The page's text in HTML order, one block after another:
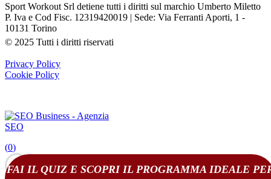
Sport Workout Srl detiene tutti i diritti sul marchio Umberto Miletto
P. Iva e Cod Fisc. 12319420019 | Sede: Via Ferranti Aporti, 1 -
10131 Torino
© 2025 Tutti i diritti riservati
Privacy Policy
Cookie Policy
(0)
FAI IL QUIZ E SCOPRI IL PROGRAMMA IDEALE